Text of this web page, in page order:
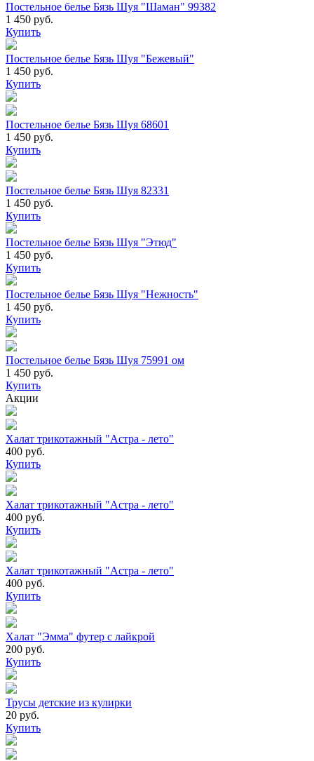
Постельное белье Бязь Шуя "Шаман" 99382
1 450 руб.
Купить
Постельное белье Бязь Шуя "Бежевый"
1 450 руб.
Купить
Постельное белье Бязь Шуя 68601
1 450 руб.
Купить
Постельное белье Бязь Шуя 82331
1 450 руб.
Купить
Постельное белье Бязь Шуя "Этюд"
1 450 руб.
Купить
Постельное белье Бязь Шуя "Нежность"
1 450 руб.
Купить
Постельное белье Бязь Шуя 75991 ом
1 450 руб.
Купить
Акции
Халат трикотажный "Астра - лето"
400 руб.
Купить
Халат трикотажный "Астра - лето"
400 руб.
Купить
Халат трикотажный "Астра - лето"
400 руб.
Купить
Халат "Эмма" футер с лайкрой
200 руб.
Купить
Трусы детские из кулирки
20 руб.
Купить